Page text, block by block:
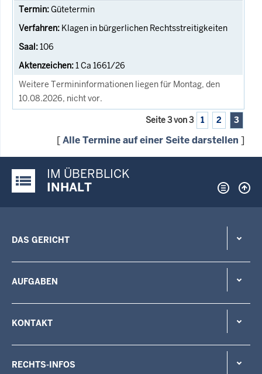
Gütetermin
Klagen in bürgerlichen Rechtsstreitigkeiten
106
1 Ca 1661/26
Weitere Termininformationen liegen für Montag, den
10.08.2026, nicht vor.
Seite 3 von 3 1 2 3
[Alle Termine auf einer Seite darstellen ]
Justiz-Portal im Überblick:
IM ÜBERBLICK
INHALT
DAS GERICHT
AUFGABEN
KONTAKT
RECHTS-INFOS